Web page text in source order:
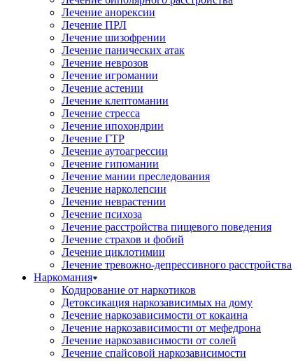
Лечение анорексии
Лечение ПРЛ
Лечение шизофрении
Лечение панических атак
Лечение неврозов
Лечение игромании
Лечение астении
Лечение клептомании
Лечение стресса
Лечение ипохондрии
Лечение ГТР
Лечение аутоагрессии
Лечение гипомании
Лечение мании преследования
Лечение нарколепсии
Лечение неврастении
Лечение психоза
Лечение расстройства пищевого поведения
Лечение страхов и фобий
Лечение циклотимии
Лечение тревожно-депрессивного расстройства
Наркомания
Кодирование от наркотиков
Детоксикация наркозависимых на дому
Лечение наркозависимости от кокаина
Лечение наркозависимости от мефедрона
Лечение наркозависимости от солей
Лечение спайсовой наркозависимости